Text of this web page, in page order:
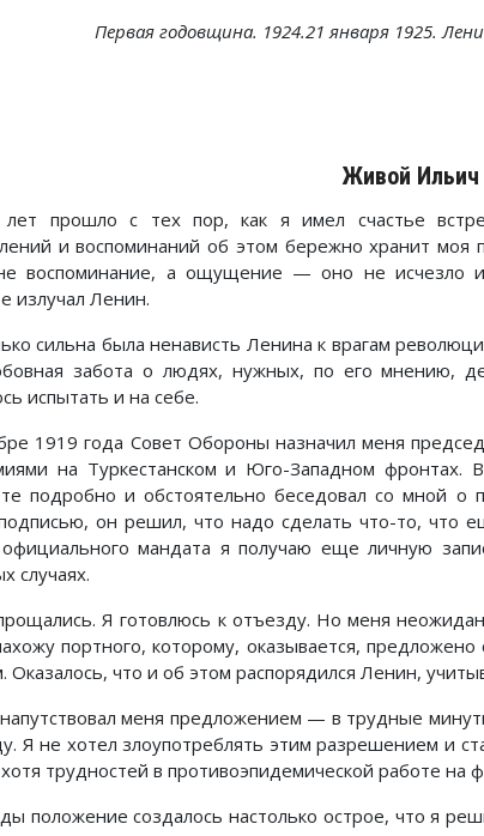
Первая годовщина. 1924.21 января 1925.
Живой Ильич
лет прошло с тех пор, как я имел счастье
и воспоминаний об этом бережно хранит моя
воспоминание, а ощущение — оно не исчезло
излучал Ленин.
сильна была ненависть Ленина к врагам
забота о людях, нужных, по его мнению,
испытать и на себе.
1919 года Совет Обороны назначил меня
на Туркестанском и Юго-Западном фронтах.
подробно и обстоятельно беседовал со мной о
он решил, что надо сделать что-то, что
мандата я получаю еще личную
случаях.
Я готовлюсь к отъезду. Но меня
портного, которому, оказывается,
Оказалось, что и об этом распорядился Ленин,
меня предложением — в трудные
Я не хотел злоупотреблять этим разрешением и
трудностей в противоэпидемической работе на
положение создалось настолько острое, что я